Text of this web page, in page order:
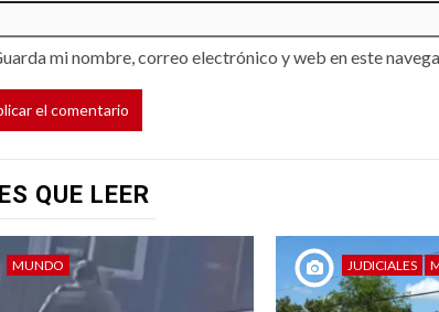
mi nombre, correo electrónico y web en este
QUE LEER
MUNDO JUDICIALES